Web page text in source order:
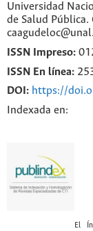
Universidad
de Salud
ISSN Impreso:
ISSN En línea:
DOI: https://
Indexada en:
El